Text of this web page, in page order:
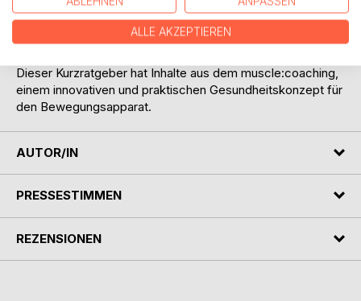
In den Health-Drops finden Sie kurze, günstige, aber
mächtige Übungen & Impulse, mit denen Sie ihr Leben
positiv, freudvoll & gesund gestalten können.
Dieser Kurzratgeber hat Inhalte aus dem muscle:coaching,
einem innovativen und praktischen Gesundheitskonzept für
den Bewegungsapparat.
AUTOR/IN
PRESSESTIMMEN
REZENSIONEN
ALLE AKZEPTIEREN